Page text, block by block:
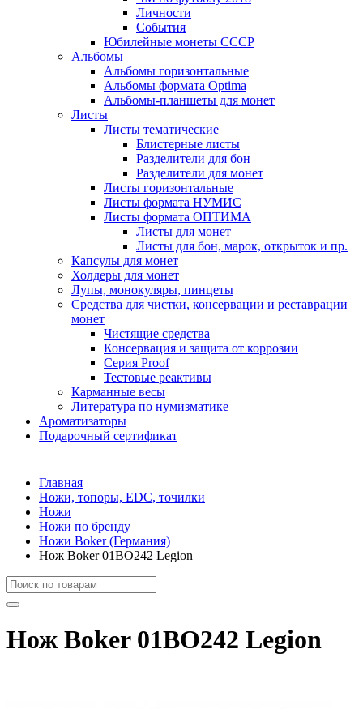
Личности
События
Юбилейные монеты СССР
Альбомы
Альбомы горизонтальные
Альбомы формата Optima
Альбомы-планшеты для монет
Листы
Листы тематические
Блистерные листы
Разделители для бон
Разделители для монет
Листы горизонтальные
Листы формата НУМИС
Листы формата ОПТИМА
Листы для монет
Листы для бон, марок, открыток и пр.
Капсулы для монет
Холдеры для монет
Лупы, монокуляры, пинцеты
Средства для чистки, консервации и реставрации
монет
Чистящие средства
Консервация и защита от коррозии
Серия Proof
Тестовые реактивы
Карманные весы
Литература по нумизматике
Ароматизаторы
Подарочный сертификат
Главная
Ножи, топоры, EDC, точилки
Ножи
Ножи по бренду
Ножи Boker (Германия)
Нож Boker 01BO242 Legion
Нож Boker 01BO242 Legion